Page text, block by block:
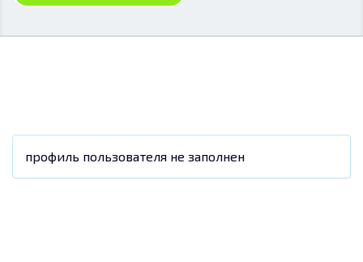
профиль пользователя не заполнен